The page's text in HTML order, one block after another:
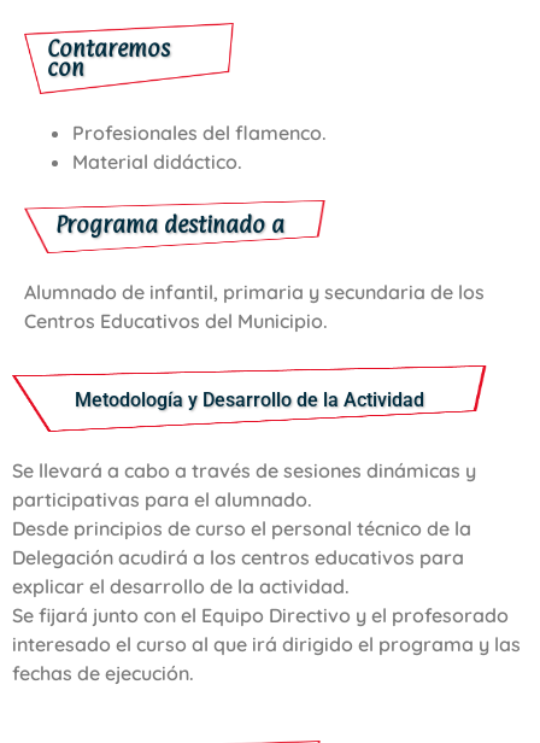
Contaremos
con
Profesionales del flamenco.
Material didáctico.
Programa destinado a
Alumnado de infantil, primaria y secundaria de los
Centros Educativos del Municipio.
Metodología y Desarrollo de la Actividad
Se llevará a cabo a través de sesiones dinámicas y
participativas para el alumnado.
Desde principios de curso el personal técnico de la
Delegación acudirá a los centros educativos para
explicar el desarrollo de la actividad.
Se fijará junto con el Equipo Directivo y el profesorado
interesado el curso al que irá dirigido el programa y las
fechas de ejecución.